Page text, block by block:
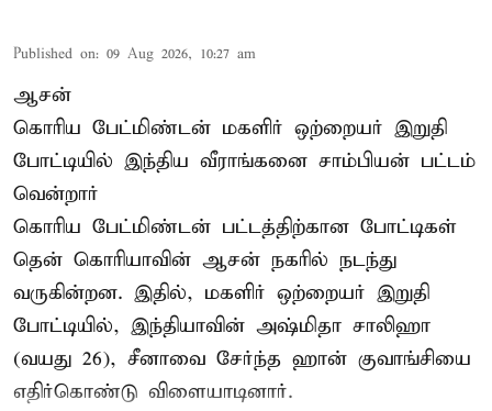
Published on: 09 Aug 2026, 10:27 am
ஆசன்
கொரிய பேட்மிண்டன் மகளிர் ஒற்றையர் இறுதி
போட்டியில் இந்திய வீராங்கனை சாம்பியன் பட்டம்
வென்றார்
கொரிய பேட்மிண்டன் பட்டத்திற்கான போட்டிகள்
தென் கொரியாவின் ஆசன் நகரில் நடந்து
வருகின்றன. இதில், மகளிர் ஒற்றையர் இறுதி
போட்டியில், இந்தியாவின் அஷ்மிதா சாலிஹா
(வயது 26), சீனாவை சேர்ந்த ஹான் குவாங்சியை
எதிர்கொண்டு விளையாடினார்.